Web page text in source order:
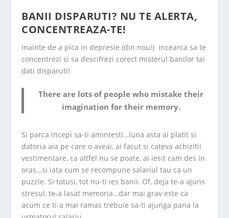
BANII DISPARUTI? NU TE ALERTA,
CONCENTREAZA-TE!
Inainte de a pica in depresie (din nou!) incearca sa te
concentrezi si sa descifrezi corect misterul banilor tai
dati disparuti!
There are lots of people who mistake their
imagination for their memory.
Si parca incepi sa-ti amintesti…luna asta ai platit si
datoria aia pe care o aveai, ai facut si cateva achizitii
vestimentare, ca altfel nu se poate, ai iesit cam des in
oras…si iata cum se recompune salariul tau ca un
puzzle. Si totusi, tot nu-ti ies banii. Of, deja te-a ajuns
stresul, te-a lasat memoria…dar mai grav este ca
acum ce ti-a mai ramas trebuie sa-ti ajunga pana la